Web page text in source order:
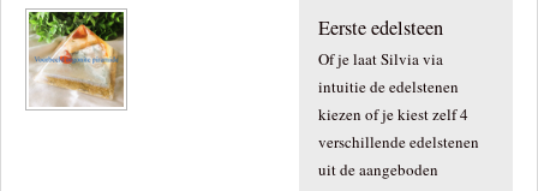
Eerste edelsteen
Of je laat Silvia via
intuitie de edelstenen
kiezen of je kiest zelf 4
verschillende edelstenen
uit de aangeboden